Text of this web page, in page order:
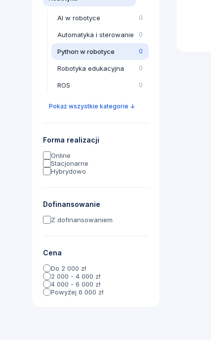
AI w robotyce 0
Automatyka i sterowanie 0
Python w robotyce 0
Robotyka edukacyjna 0
ROS 0
Pokaż wszystkie kategorie ↓
Forma realizacji
Online
Stacjonarne
Hybrydowo
Dofinansowanie
Z dofinansowaniem
Cena
Do 2 000 zł
2 000 - 4 000 zł
4 000 - 6 000 zł
Powyżej 6 000 zł